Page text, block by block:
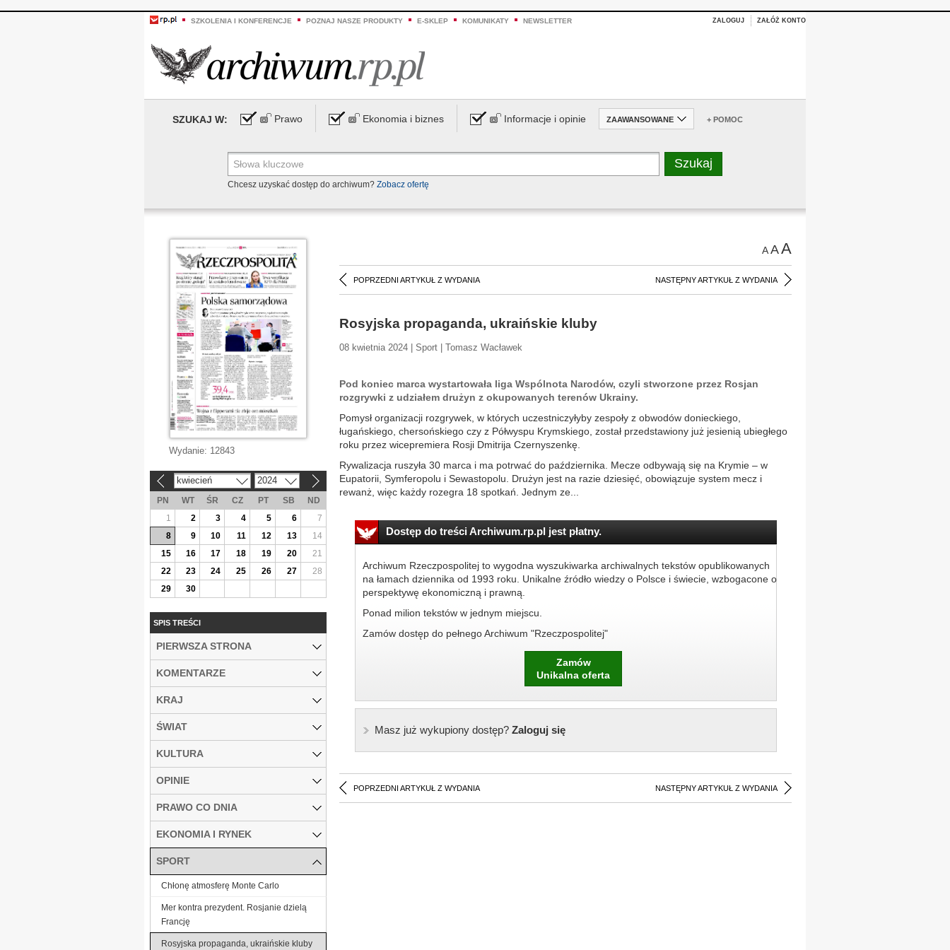
SZKOLENIA I KONFERENCJE POZNAJ NASZE PRODUKTY E-SKLEP KOMUNIKATY NEWSLETTER ZALOGUJ ZAŁÓŻ KONTO
SZUKAJ W: Prawo Ekonomia i biznes Informacje i opinie ZAAWANSOWANE + POMOC
Chcesz uzyskać dostęp do archiwum? Zobacz ofertę
AAA
POPRZEDNI ARTYKUŁ Z WYDANIA NASTĘPNY ARTYKUŁ Z WYDANIA
Rosyjska propaganda, ukraińskie kluby
08 kwietnia 2024 | Sport | Tomasz Wacławek
Pod koniec marca wystartowała liga Wspólnota Narodów, czyli stworzone przez Rosjan
rozgrywki z udziałem drużyn z okupowanych terenów Ukrainy.
Pomysł organizacji rozgrywek, w których uczestniczyłyby zespoły z obwodów donieckiego,
ługańskiego, chersońskiego czy z Półwyspu Krymskiego, został przedstawiony już jesienią ubiegłego
roku przez wicepremiera Rosji Dmitrija Czernyszenkę.
Rywalizacja ruszyła 30 marca i ma potrwać do października. Mecze odbywają się na Krymie – w
Eupatorii, Symferopolu i Sewastopolu. Drużyn jest na razie dziesięć, obowiązuje system mecz i
rewanż, więc każdy rozegra 18 spotkań. Jednym ze...
Dostęp do treści Archiwum.rp.pl jest płatny.
Archiwum Rzeczpospolitej to wygodna wyszukiwarka archiwalnych tekstów opublikowanych
na łamach dziennika od 1993 roku. Unikalne źródło wiedzy o Polsce i świecie, wzbogacone o
perspektywę ekonomiczną i prawną.
Ponad milion tekstów w jednym miejscu.
Zamów dostęp do pełnego Archiwum "Rzeczpospolitej"
Zamów
Unikalna oferta
Masz już wykupiony dostęp?Zaloguj się
POPRZEDNI ARTYKUŁ Z WYDANIA NASTĘPNY ARTYKUŁ Z WYDANIA
Wydanie: 12843
kwiecień 2024
PN WT ŚR CZ PT SB
ND
1
2 3 4 5 6
7
8
9 10 11 12 13
14
15
16 17 18 19 20
21
22
23 24 25 26 27
28
29
30
SPIS TREŚCI
PIERWSZA STRONA
KOMENTARZE
KRAJ
ŚWIAT
KULTURA
OPINIE
PRAWO CO DNIA
EKONOMIA I RYNEK
SPORT
Chłonę atmosferę Monte Carlo
Mer kontra prezydent. Rosjanie dzielą
Francję
Rosyjska propaganda, ukraińskie kluby